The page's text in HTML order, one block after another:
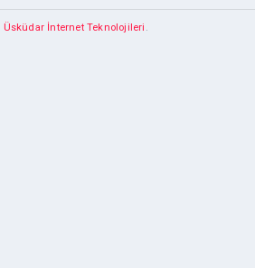
Üsküdar İnternet Teknolojileri .